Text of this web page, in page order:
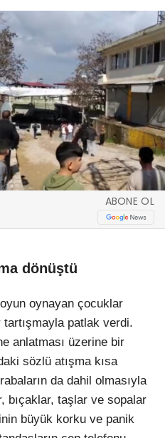
ABONE OL
dönüştü
oynayan çocuklar
patlak verdi.
anlatması üzerine bir
sözlü atışma kısa
da dahil olmasıyla
bıçaklar, taşlar ve sopalar
büyük korku ve panik